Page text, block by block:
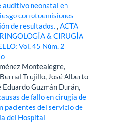
auditivo neonatal en
con otoemisiones
de resultados.,ACTA
& CIRUGÍA
Vol. 45 Núm. 2
Montealegre,
Trujillo, José Alberto
Guzmán Durán,
de fallo en cirugía de
pacientes del servicio de
del Hospital